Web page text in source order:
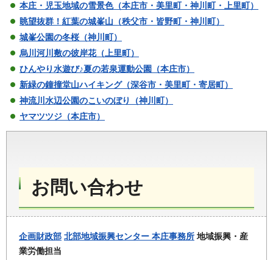
本庄・児玉地域の雪景色（本庄市・美里町・神川町・上里町）
眺望抜群！紅葉の城峯山（秩父市・皆野町・神川町）
城峯公園の冬桜（神川町）
烏川河川敷の彼岸花（上里町）
ひんやり水遊び♪夏の若泉運動公園（本庄市）
新緑の鐘撞堂山ハイキング（深谷市・美里町・寄居町）
神流川水辺公園のこいのぼり（神川町）
ヤマツツジ（本庄市）
お問い合わせ
企画財政部 北部地域振興センター 本庄事務所 地域振興・産
業労働担当